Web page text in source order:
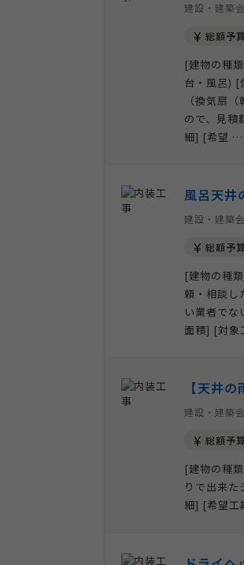
建設・建築
総額予
[建物の種
台・風呂) [
（換気扇
ので、見
細] [希望 …
風呂天井
建設・建築
総額予
[建物の種
頼・相談し
い業者で
面積] [対象
【天井
建設・建築
総額予
[建物の種
りで出来
細] [希望工